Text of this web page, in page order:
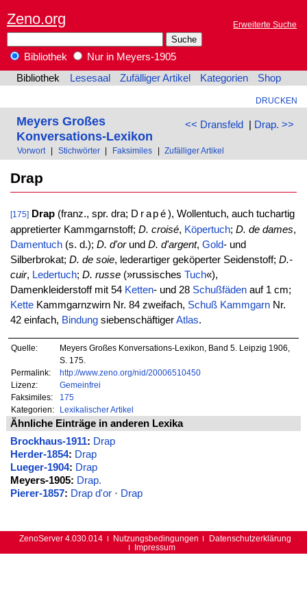
Zeno.org Erweiterte Suche
Bibliothek
Nur in Meyers-1905
Bibliothek
Lesesaal Zufälliger Artikel Kategorien Shop
DRUCKEN
<< Dransfeld| Drap. >>
Meyers Großes
Konversations-Lexikon
Vorwort Stichwörter Faksimiles Zufälliger Artikel
Drap
[175] Drap(franz., spr. dra; Drapé), Wollentuch, auch tuchartig
appretierter Kammgarnstoff; D. croisé, Köpertuch; D. de dames,
Damentuch(s. d.); D. d'orund D. d'argent, Gold- und
Silberbrokat; D. de soie, lederartiger geköperter Seidenstoff; D.-
cuir, Ledertuch; D. russe(»russisches Tuch«),
Damenkleiderstoff mit 54 Ketten- und 28 Schußfädenauf 1 cm;
KetteKammgarnzwirn Nr. 84 zweifach, Schuß KammgarnNr.
42 einfach, BindungsiebenschäftigerAtlas.
Quelle:
Meyers Großes Konversations-Lexikon, Band 5. Leipzig 1906,
S. 175.
Permalink:
http://www.zeno.org/nid/20006510450
Lizenz:
Gemeinfrei
Faksimiles:
175
Kategorien:
Lexikalischer Artikel
Ähnliche Einträge in anderen Lexika
Brockhaus-1911: Drap
Herder-1854: Drap
Lueger-1904: Drap
Meyers-1905: Drap.
Pierer-1857: Drap d'or· Drap
ZenoServer 4.030.014 Nutzungsbedingungen
Datenschutzerklärung
Impressum